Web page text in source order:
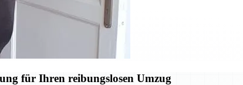
für Ihren reibungslosen Umzug